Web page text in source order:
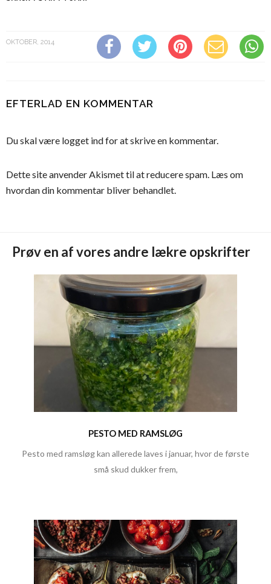
OKTOBER, 2014
EFTERLAD EN KOMMENTAR
Du skal være logget indfor at skrive en kommentar.
Dette site anvender Akismet til at reducere spam. Læs om
hvordan din kommentar bliver behandlet
Prøv en af vores andre lækre opskrifter
PESTO MED RAMSLØG
Pesto med ramsløg kan allerede laves i januar, hvor de første
små skud dukker frem,